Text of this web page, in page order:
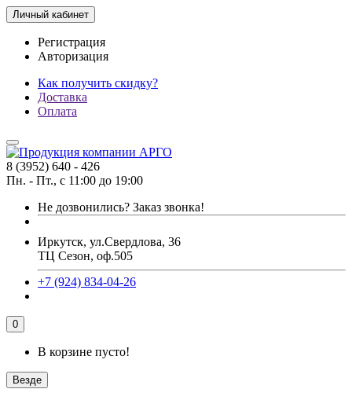
Личный кабинет
Регистрация
Авторизация
Как получить скидку?
Доставка
Оплата
8 (3952) 640 - 426
Пн. - Пт., с 11:00 до 19:00
Не дозвонились? Заказ звонка!
Иркутск, ул.Свердлова, 36
ТЦ Сезон, оф.505
+7 (924) 834-04-26
0
В корзине пусто!
Везде